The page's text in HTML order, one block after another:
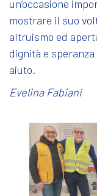
un’occasione
mostrare il suo
altruismo ed
dignità e
Evelina Fabiani